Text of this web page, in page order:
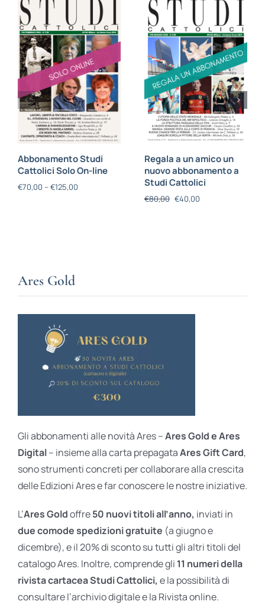
Abbonamento Studi
Cattolici Solo On-line
€70,00 – €125,00
Regala a un amico un
nuovo abbonamento a
Studi Cattolici
€80,00 €40,00
Ares Gold
Gli abbonamenti alle novità Ares –Ares Gold e Ares
Digital– insieme alla carta prepagataAres Gift Card,
sono strumenti concreti per collaborare alla crescita
delle Edizioni Ares e far conoscere le nostre iniziative.
L’Ares Goldoffre50 nuovi titoli all’anno, inviati in
due comode spedizioni gratuite (a giugno e
dicembre), e il 20% di sconto su tutti gli altri titoli del
catalogo Ares. Inoltre, comprende gli 11 numeri della
rivista cartacea Studi Cattolici, e la possibilità di
consultare l’archivio digitale e la Rivista online.